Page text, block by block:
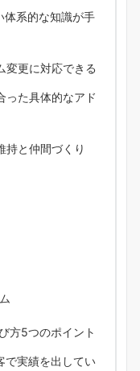
体系的な知識が手
変更に対応できる
った具体的なアド
持と仲間づくり
方5つのポイント
で実績を出してい